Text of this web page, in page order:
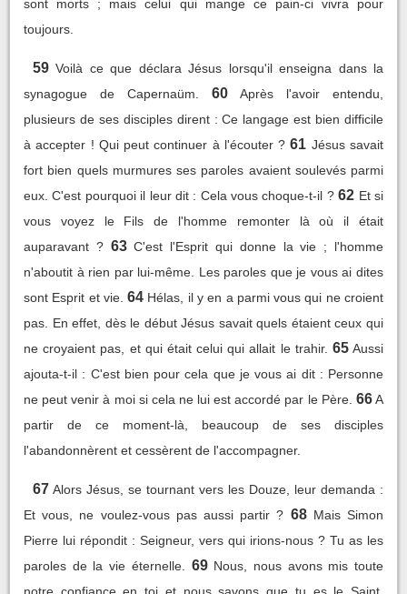
sont morts ; mais celui qui mange ce pain-ci vivra pour
toujours.
59 Voilà ce que déclara Jésus lorsqu'il enseigna dans la
synagogue de Capernaüm.
60
Après l'avoir entendu,
plusieurs de ses disciples dirent : Ce langage est bien difficile
à accepter ! Qui peut continuer à l'écouter ? 61 Jésus savait
fort bien quels murmures ses paroles avaient soulevés parmi
eux. C'est pourquoi il leur dit : Cela vous choque-t-il ? 62 Et si
vous voyez le Fils de l'homme remonter là où il était
auparavant ? 63 C'est l'Esprit qui donne la vie ; l'homme
n'aboutit à rien par lui-même. Les paroles que je vous ai dites
sont Esprit et vie. 64 Hélas, il y en a parmi vous qui ne croient
pas. En effet, dès le début Jésus savait quels étaient ceux qui
ne croyaient pas, et qui était celui qui allait le trahir. 65 Aussi
ajouta-t-il : C'est bien pour cela que je vous ai dit : Personne
ne peut venir à moi si cela ne lui est accordé par le Père. 66A
partir de ce moment-là, beaucoup de ses disciples
l'abandonnèrent et cessèrent de l'accompagner.
67 Alors Jésus, se tournant vers les Douze, leur demanda :
Et vous, ne voulez-vous pas aussi partir ? 68 Mais Simon
Pierre lui répondit : Seigneur, vers qui irions-nous ? Tu as les
paroles de la vie éternelle.
69 Nous, nous avons mis toute